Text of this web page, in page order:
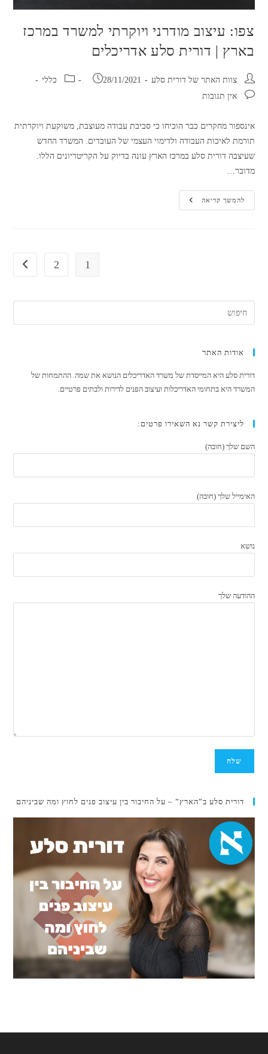
צפו: עיצוב מודרני ויוקרתי למשרד במרכז
בארץ | דורית סלע אדריכלים
מחבר:צוות האתר של דורית סלע פורסם:
28/11/2021 קטגוריה:
כללי
תגובות:אין תגובות
אינספור מחקרים כבר הוכיחו כי סביבת עבודה מעוצבת, משוקעת ויוקרתית
תורמת לאיכות העבודה ולדימוי העצמי של העובדים. המשרד החדש
שעיצבה דורית סלע במרכז הארץ עונה בדיוק על הקריטריונים הללו.
מדובר…
להמשך קריאהצפו:
עיצוב
1
2 מעבר
אודות האתר
דורית סלע היא המייסדת של משרד האדריכלים הנושא את שמה. ההתמחות של
המשרד היא בתחומי האדריכלות ועיצוב הפנים לדירות ולבתים פרטיים.
ליצירת קשר נא השאירו פרטים:
השם שלך (חובה)
האימייל שלך (חובה)
נושא
ההודעה שלך
דורית סלע ב”הארץ” – על החיבור בין עיצוב פנים לחוץ ומה שביניהם